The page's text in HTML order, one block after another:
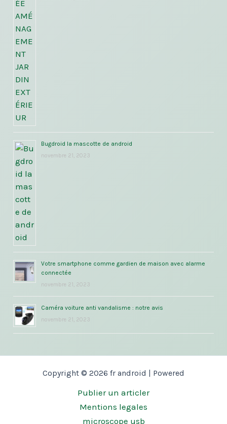
Bugdroid la mascotte de android
novembre 21, 2023
Votre smartphone comme gardien de maison avec alarme
connectée
novembre 21, 2023
Caméra voiture anti vandalisme : notre avis
novembre 21, 2023
Copyright © 2026 fr android | Powered
Publier un articler
Mentions legales
microscope usb